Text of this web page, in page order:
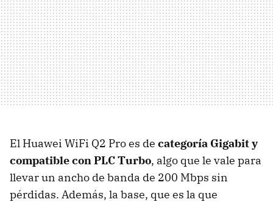
El Huawei WiFi Q2 Pro es de categoría Gigabit y
compatible con PLC Turbo, algo que le vale para
llevar un ancho de banda de 200 Mbps sin
pérdidas. Además, la base, que es la que